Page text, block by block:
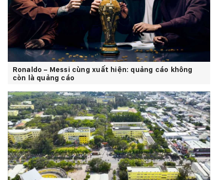
Ronaldo – Messi cùng xuất hiện: quảng cáo không
còn là quảng cáo